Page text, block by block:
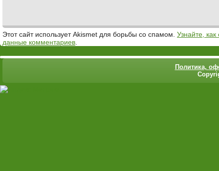
Этот сайт использует Akismet для борьбы со спамом. Узнайте,
данные комментариев.
Политика,